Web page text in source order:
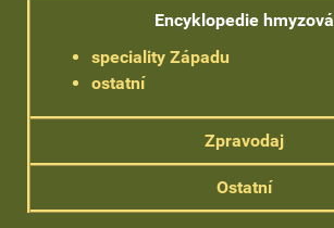
Encyklopedie hmyzová
speciality Západu
ostatní
Zpravodaj
Ostatní